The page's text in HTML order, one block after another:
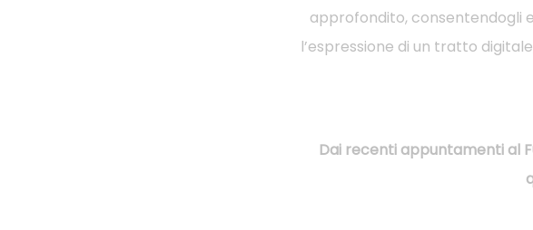
approfondito, consentendogli
l’espressione di un tratto
Dai recenti appuntamenti al